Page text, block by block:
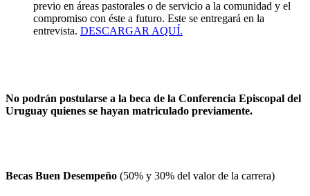
previo en áreas pastorales o de servicio a la comunidad y el
compromiso con éste a futuro. Este se entregará en la
entrevista. DESCARGAR AQUÍ.
No podrán postularse a la beca de la Conferencia Episcopal del
Uruguay quienes se hayan matriculado previamente.
Becas Buen Desempeño (50% y 30% del valor de la carrera)